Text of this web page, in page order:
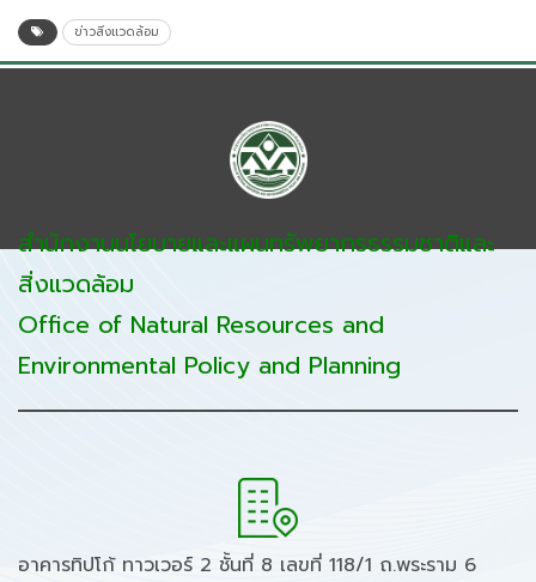
ข่าวสิ่งแวดล้อม
สำนักงานนโยบายและแผนทรัพยากรธรรมชาติและ
สิ่งแวดล้อม
Office of Natural Resources and
Environmental Policy and Planning
อาคารทิปโก้ ทาวเวอร์ 2 ชั้นที่ 8 เลขที่ 118/1 ถ.พระราม 6